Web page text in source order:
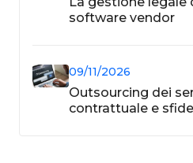
software vendor
09/11/2026
Outsourcing dei
contrattuale e